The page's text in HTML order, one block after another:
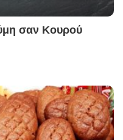
σαν Κουρού